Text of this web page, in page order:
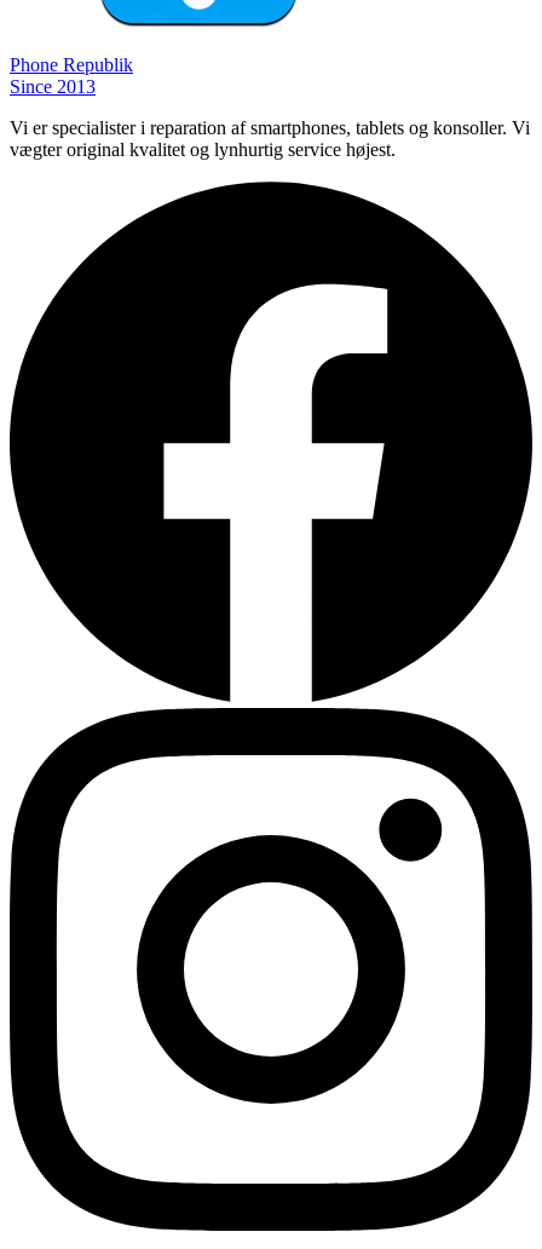
Phone Republik
Since 2013
Vi er specialister i reparation af smartphones, tablets og konsoller. Vi
vægter original kvalitet og lynhurtig service højest.